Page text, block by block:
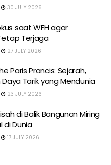
30 JULY 2026
saat WFH agar
Terjaga
27 JULY 2026
Paris Prancis: Sejarah,
Tarik yang Mendunia
23 JULY 2026
di Balik Bangunan Miring
di Dunia
17 JULY 2026